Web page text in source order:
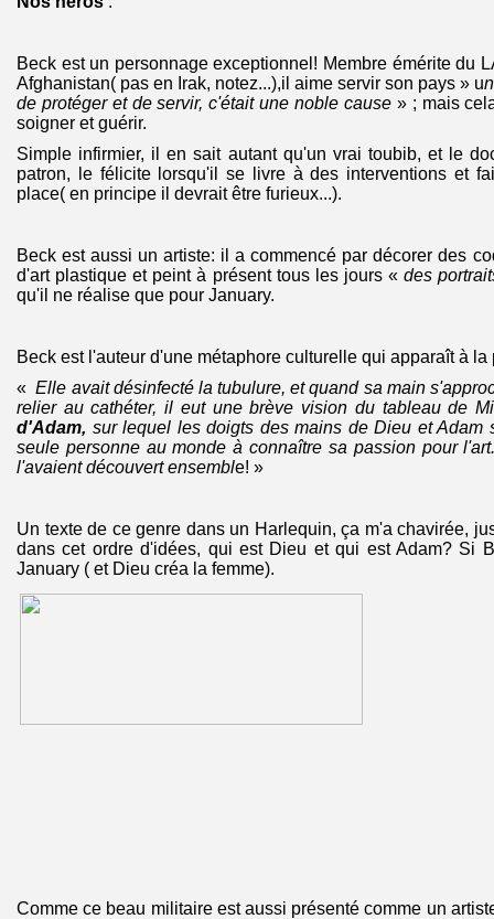
Beck est un personnage exceptionnel! Membre émérite du
Afghanistan( pas en Irak, notez...),il aime servir son pays » u
de protéger et de servir, c'était une noble cause » ; mais
soigner et guérir.
Simple infirmier, il en sait autant qu'un vrai toubib, et le
patron, le félicite lorsqu'il se livre à des interventions et
place( en principe il devrait être furieux...).
Beck est aussi un artiste: il a commencé par décorer des
d'art plastique et peint à présent tous les jours «des
qu'il ne réalise que pour January.
Beck est l'auteur d'une métaphore culturelle qui apparaît à la
«Elle avait désinfecté la tubulure, et quand sa main
relier au cathéter, il eut une brève vision du tableau de
d'Adam, sur lequel les doigts des mains de Dieu et Adam
seule personne au monde à connaître sa passion pour
l'avaient découvert ensemble! »
Un texte de ce genre dans un Harlequin, ça m'a chavirée,
dans cet ordre d'idées, qui est Dieu et qui est Adam? Si
January ( et Dieu créa la femme).
Comme ce beau militaire est aussi présenté comme un